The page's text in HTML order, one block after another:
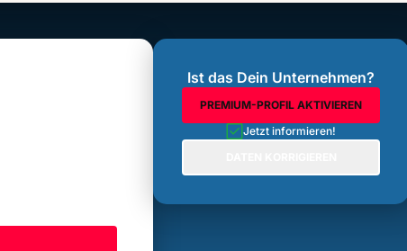
Ist das Dein Unternehmen?
PREMIUM-PROFIL AKTIVIEREN
Jetzt informieren!